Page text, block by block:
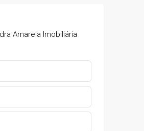
Amarela Imobiliária